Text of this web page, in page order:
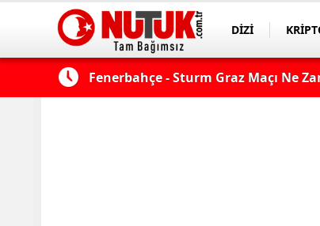
DİZİ
şifresiz Fenerbahçe - Sturm Graz Maçı Ne